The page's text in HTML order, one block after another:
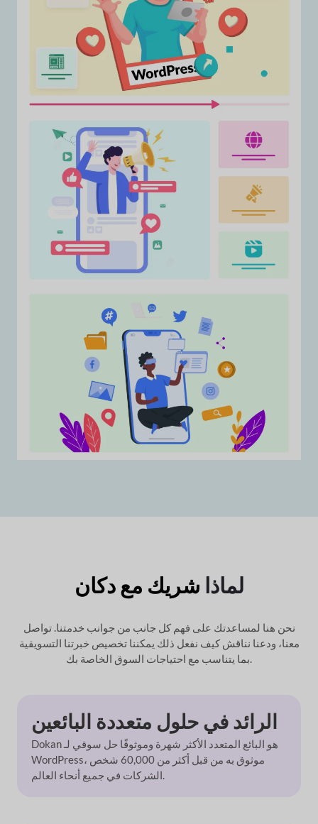
لماذا شريك مع دكان
نحن هنا لمساعدتك على فهم كل جانب من جوانب خدمتنا. تواصل
معنا، ودعنا نناقش كيف نفعل ذلك يمكننا تخصيص خبرتنا التسويقية
بما يتناسب مع احتياجات السوق الخاصة بك.
الرائد فيحلول متعددة البائعين
Dokan هو البائع المتعدد الأكثر شهرة وموثوقًا حل سوقي لـ
WordPress، موثوق به من قبل أكثر من 60,000 شخص
الشركات في جميع أنحاء العالم.